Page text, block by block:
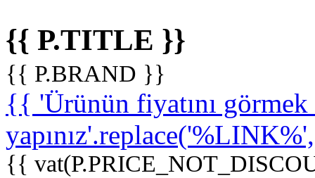
{{ P.TITLE }}
{{ P.BRAND }}
{{ 'Ürünün fiyatını
{{